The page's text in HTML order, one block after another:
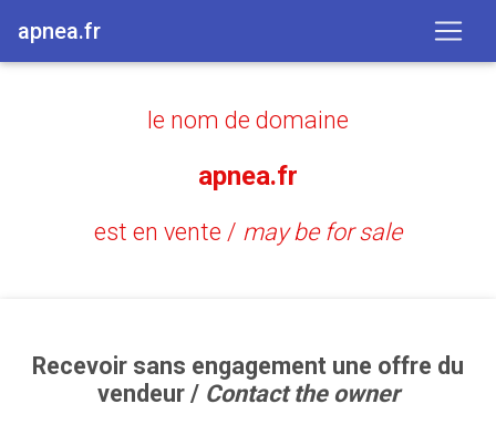
apnea.fr
le nom de domaine
apnea.fr
est en vente / may be for sale
Recevoir sans engagement une offre du
vendeur / Contact the owner